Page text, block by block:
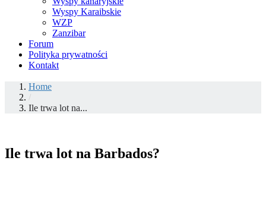
Wyspy Karaibskie
WZP
Zanzibar
Forum
Polityka prywatności
Kontakt
Home
/
Ile trwa lot na...
Ile trwa lot na Barbados?